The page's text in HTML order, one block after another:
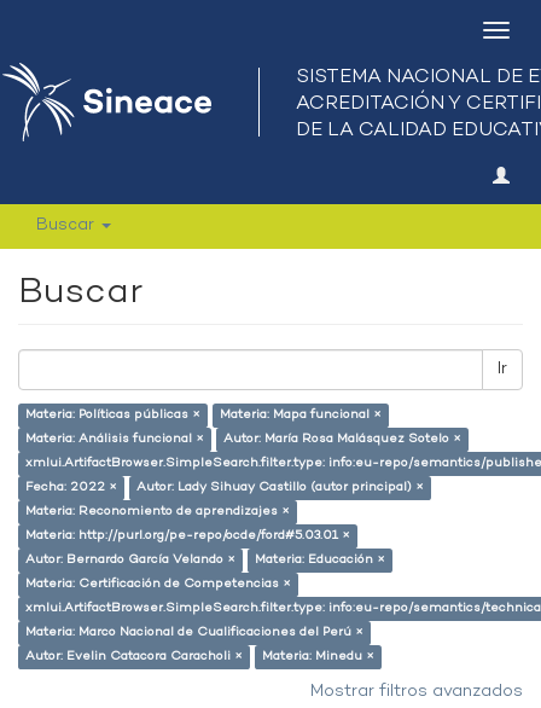
Buscar
Buscar
Ir
Materia: Políticas públicas ×
Materia: Mapa funcional ×
Materia: Análisis funcional ×
Autor: María Rosa Malásquez Sotelo ×
xmlui.ArtifactBrowser.SimpleSearch.filter.type: info:eu-repo/semantics/
Fecha: 2022 ×
Autor: Lady Sihuay Castillo (autor principal) ×
Materia: Reconomiento de aprendizajes ×
Materia: http://purl.org/pe-repo/ocde/ford#5.03.01 ×
Autor: Bernardo García Velando ×
Materia: Educación ×
Materia: Certificación de Competencias ×
xmlui.ArtifactBrowser.SimpleSearch.filter.type: info:eu-repo/semantics/
Materia: Marco Nacional de Cualificaciones del Perú ×
Autor: Evelin Catacora Caracholi ×
Materia: Minedu ×
Mostrar filtros avanzados